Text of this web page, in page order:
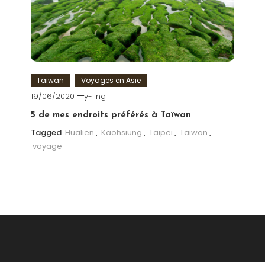
Taïwan Voyages en Asie
19/06/2020 y-ling
5 de mes endroits préférés à Taïwan
Tagged Hualien , Kaohsiung , Taipei , Taïwan ,
voyage